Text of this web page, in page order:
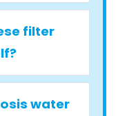
filter
water